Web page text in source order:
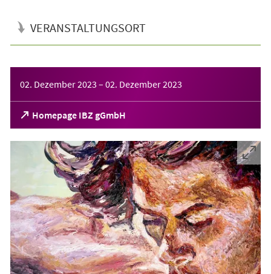
VERANSTALTUNGSORT
02. Dezember 2023 – 02. Dezember 2023
Homepage IBZ gGmbH
(Öffnet
in
einem
neuen